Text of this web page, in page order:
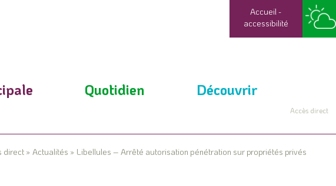
Accueil-
accessibilité
Quotidien Découvrir
Accès direct
direct» Actualités » Libellules – Arrêté autorisation pénétration sur propriétés privés